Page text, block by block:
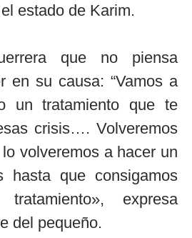
estado de Karim.
que no piensa
en su causa: “Vamos a
un tratamiento que te
crisis…. Volveremos
volveremos a hacer un
hasta que consigamos
expresa
del pequeño.